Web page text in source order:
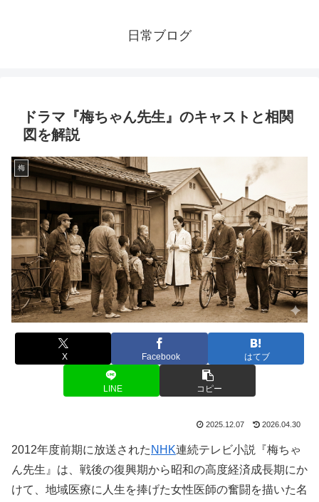
日常ブログ
ドラマ『梅ちゃん先生』のキャストと相関
図を解説
梅
X Facebook はてブ
LINE コピー
2025.12.07 2026.04.30
2012年度前期に放送された NHK連続テレビ小説『梅ちゃ
ん先生』は、戦後の復興期から昭和の高度経済成長期にか
けて、地域医療に人生を捧げた女性医師の奮闘を描いた名